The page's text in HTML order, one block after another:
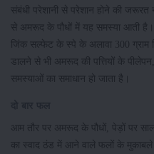
संबंधी परेशानी से परेशान होने की
से अमरूद के पौधों में यह समस्या आती है।
जिंक सल्फेट के स्पे के अलावा 300
डालने से भी अमरूद की पत्तियों के
समस्याओं का समाधान हो जाता है।
आम तौर पर अमरूद के पौधों, पेड़ों पर
का स्वाद ठंड में आने वाले फलों के मुकाबले